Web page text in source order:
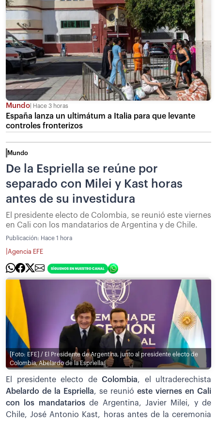
Mundo Hace 3 horas
España lanza un ultimátum a Italia para que levante
controles fronterizos
Mundo
De la Espriella se reúne por
separado con Milei y Kast horas
antes de su investidura
El presidente electo de Colombia, se reunió este viernes
en Cali con los mandatarios de Argentina y de Chile.
Publicación: Hace 1 hora
Agencia EFE
[Foto: EFE] / El Presidente de Argentina, junto al presidente electo de
Colombia, Abelardo de la Espriella.
El presidente electo de Colombia, el ultraderechista
Abelardo de la Espriella, se reunió este viernes en Cali
con los mandatariosde Argentina, Javier Milei, y de
Chile, José Antonio Kast, horas antes de la ceremonia